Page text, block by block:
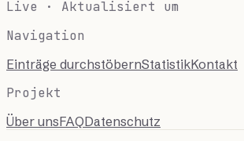
Live · Aktualisiert um
Navigation
Einträge durchstöbernStatistikKontakt
Projekt
Über unsFAQDatenschutz